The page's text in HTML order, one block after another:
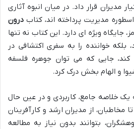
مدیران قرار داد. در میان انبوه آثاری
مدیریت پرداخته اند، کتاب درون
جایگاه ویژه ای دارد. این کتاب نه تنها
بلکه خواننده را به سفری اکتشافی در
جایی که می توان جوهره فلسفه
و الهام بخش درک کرد.
یک خلاصه جامع، کاربردی و در عین حال
مخاطبان، از مدیران ارشد و کارآفرینان
بتوانند بدون نیاز به مطالعه